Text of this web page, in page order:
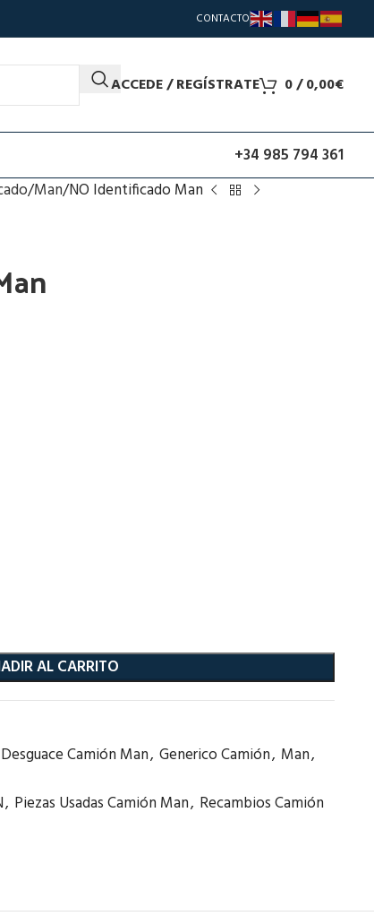
CONTACTO
ACCEDE / REGÍSTRATE 0/0,00€
+34 985 794 361
Man NO Identificado Man
AL CARRITO
Desguace Camión Man, Generico Camión, Man,
, Piezas Usadas Camión Man, Recambios Camión